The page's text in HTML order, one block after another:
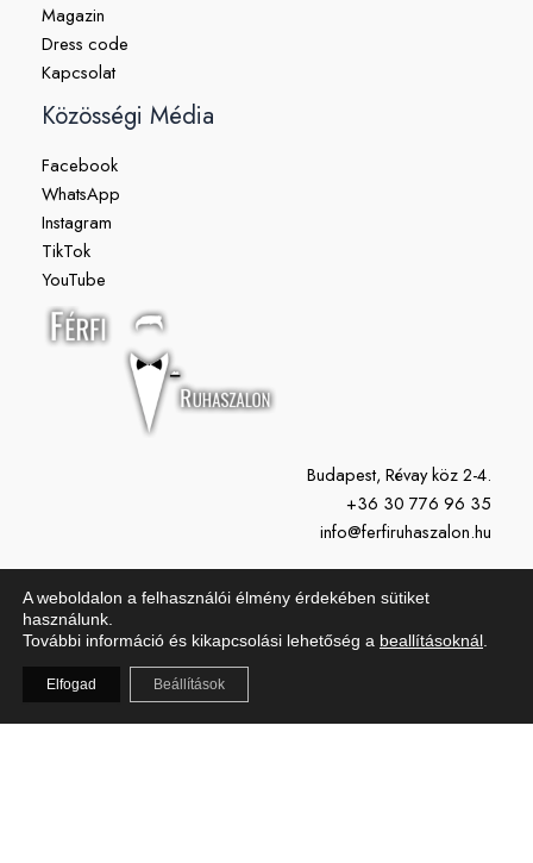
Magazin
Dress code
Kapcsolat
Közösségi Média
Facebook
WhatsApp
Instagram
TikTok
YouTube
Budapest, Révay köz 2-4.
+36 30 776 96 35
info@ferfiruhaszalon.hu
H-P: 11:00-19:00
Vasárnap: Zárva
A weboldalon a felhasználói élmény érdekében sütiket
használunk.
További információ és kikapcsolási lehetőség a beallításoknál
Elfogad Beállítások